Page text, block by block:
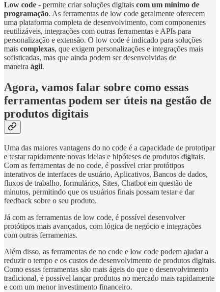
Low code - permite criar soluções digitais com um mínimo de
programação. As ferramentas de low code geralmente oferecem
uma plataforma completa de desenvolvimento, com componentes
reutilizáveis, integrações com outras ferramentas e APIs para
personalização e extensão. O low code é indicado para soluções
mais complexas, que exigem personalizações e integrações mais
sofisticadas, mas que ainda podem ser desenvolvidas de
maneira ágil.
Agora, vamos falar sobre como essas
ferramentas podem ser úteis na gestão de
produtos digitais
Uma das maiores vantagens do no code é a capacidade de prototipar
e testar rapidamente novas ideias e hipóteses de produtos digitais.
Com as ferramentas de no code, é possível criar protótipos
interativos de interfaces de usuário, Aplicativos, Bancos de dados,
fluxos de trabalho, formulários, Sites, Chatbot em questão de
minutos, permitindo que os usuários finais possam testar e dar
feedback sobre o seu produto.
Já com as ferramentas de low code, é possível desenvolver
protótipos mais avançados, com lógica de negócio e integrações
com outras ferramentas.
Além disso, as ferramentas de no code e low code podem ajudar a
reduzir o tempo e os custos de desenvolvimento de produtos digitais.
Como essas ferramentas são mais ágeis do que o desenvolvimento
tradicional, é possível lançar produtos no mercado mais rapidamente
e com um menor investimento financeiro.